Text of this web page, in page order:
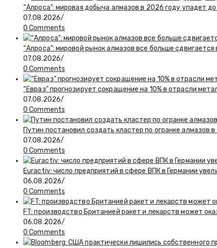
“Алроса”: мировая добыча алмазов в 2026 году упадет
07.08.2026/
0 Comments
“Алроса”: мировой рынок алмазов все больше
07.08.2026/
0 Comments
“Евраз” прогнозирует сокращение на 10% в отрасли
07.08.2026/
0 Comments
Путин постановил создать кластер по огранке алмазов
07.08.2026/
0 Comments
Euractiv: число предприятий в сфере ВПК в Германии
06.08.2026/
0 Comments
FT: производство Британией ракет и лекарств может
06.08.2026/
0 Comments